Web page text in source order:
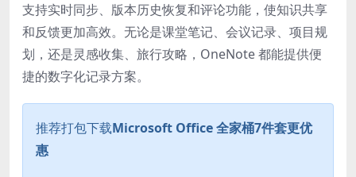
支持实时同步、版本历史恢复和评论功能，使知识共享
和反馈更加高效。无论是课堂笔记、会议记录、项目规
划，还是灵感收集、旅行攻略，OneNote 都能提供便
捷的数字化记录方案。
推荐打包下载Microsoft Office 全家桶7件套更优
惠